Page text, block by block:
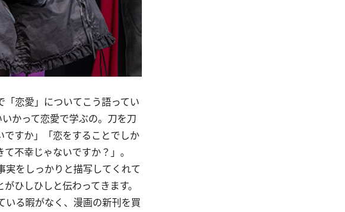
恋愛」についてこう語ってい
かって恋愛で学ぶの。刀を刀
すか」「恋をすることでしか
不幸じゃないですか？」。
をしっかりと描写してくれて
ひしひしと伝わってきます。
る暇がなく、漫画の新刊を買